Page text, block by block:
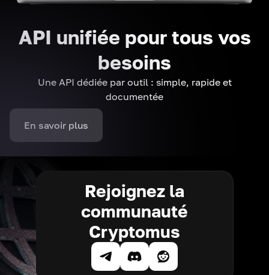
API unifiée pour tous vos
besoins
Une API dédiée par outil : simple, rapide et
documentée
En savoir plus
Rejoignez la
communauté
Cryptomus